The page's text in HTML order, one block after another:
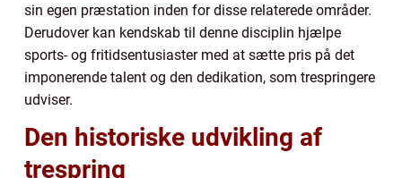
sin egen præstation inden for disse relaterede områder.
Derudover kan kendskab til denne disciplin hjælpe
sports- og fritidsentusiaster med at sætte pris på det
imponerende talent og den dedikation, som trespringere
udviser.
Den historiske udvikling af
trespring